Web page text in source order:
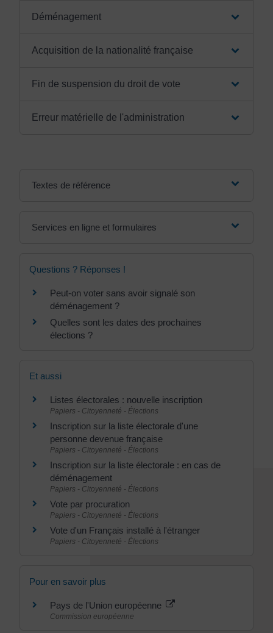
Déménagement
Acquisition de la nationalité française
Fin de suspension du droit de vote
Erreur matérielle de l'administration
Textes de référence
Services en ligne et formulaires
Questions ? Réponses !
Peut-on voter sans avoir signalé son
déménagement ?
Quelles sont les dates des prochaines
élections ?
Et aussi
Listes électorales : nouvelle inscription
Papiers - Citoyenneté - Élections
Inscription sur la liste électorale d'une
personne devenue française
Papiers - Citoyenneté - Élections
Inscription sur la liste électorale : en cas de
déménagement
Papiers - Citoyenneté - Élections
Vote par procuration
Papiers - Citoyenneté - Élections
Vote d'un Français installé à l'étranger
Papiers - Citoyenneté - Élections
Pour en savoir plus
Pays de l'Union européenne
Commission européenne